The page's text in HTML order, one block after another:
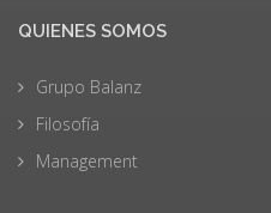
QUIENES SOMOS
Grupo Balanz
Filosofía
Management